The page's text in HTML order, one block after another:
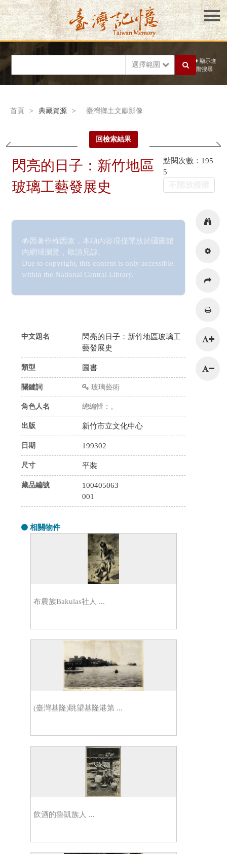
選擇範圍
顯示進
階搜尋
首頁 > 典藏資源 > 臺灣鄉土文獻影像
回檢索結果
閃亮的日子：新竹地區
玻璃工藝發展史
點閱次數：195
5
因著作權因素，本項內容現僅開放於國圖館
內網域瀏覽，敬請見諒。
Due to copyright, this content is only accessible
within the National Central Library.
中文題名
閃亮的日子：新竹地區玻璃工
藝發展史
類型 圖書
關鍵詞 玻璃藝術
角色人名 總編輯：。
出版 新竹市立文化中心
日期 199302
尺寸 平裝
藏品編號
100405063
001
相關物件
布農族Bakulas社人 ...
(臺灣基隆)眺望基隆港第 ...
飲酒的魯凱族人 ...